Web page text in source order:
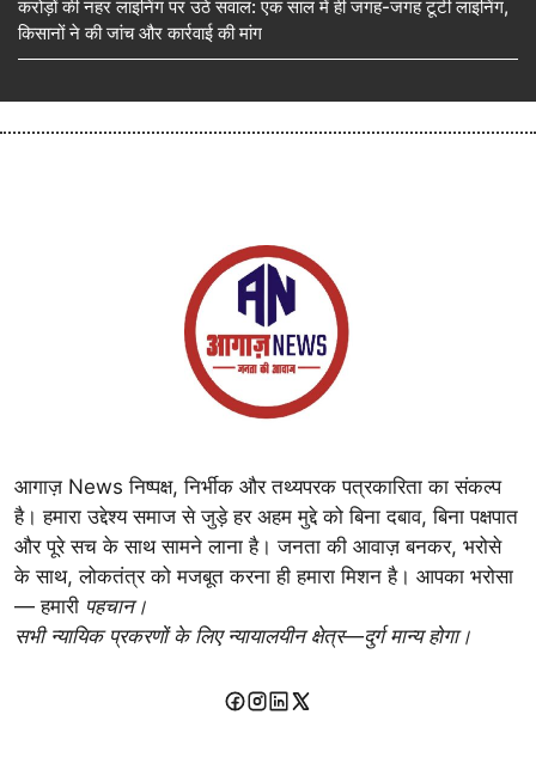
करोड़ों की नहर लाइनिंग पर उठे सवाल: एक साल में ही जगह-जगह टूटी लाइनिंग,
किसानों ने की जांच और कार्रवाई की मांग
आगाज़ News निष्पक्ष, निर्भीक और तथ्यपरक पत्रकारिता का संकल्प
है। हमारा उद्देश्य समाज से जुड़े हर अहम मुद्दे को बिना दबाव, बिना पक्षपात
और पूरे सच के साथ सामने लाना है। जनता की आवाज़ बनकर, भरोसे
के साथ, लोकतंत्र को मजबूत करना ही हमारा मिशन है। आपका भरोसा
— हमारी पहचान।
सभी न्यायिक प्रकरणों के लिए न्यायालयीन क्षेत्र—दुर्ग मान्य होगा।